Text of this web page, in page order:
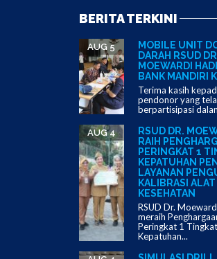
BERITA TERKINI
MOBILE UNIT
DARAH RSUD
MOEWARDI
BANK MANDIRI
AUG 5
Terima kasih
pendonor yang
berpartisipasi
RSUD DR.
RAIH
PERINGKAT 1
KEPATUHAN
LAYANAN
KALIBRASI ALAT
KESEHATAN
AUG 4
RSUD Dr.
meraih
Peringkat 1 Tingkat
Kepatuhan...